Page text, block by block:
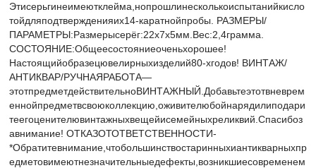
Этисерьгинеимеютклейма,нопрошлинесколькоиспытанийкисло
тойдляподтвержденияих14-каратнойпробы. РАЗМЕРЫ/
ПАРАМЕТРЫ:Размерысерёг:22x7x5мм.Вес:2,4грамма.
СОСТОЯНИЕ:Общеесостояниеоченьхорошее!
Настоящийобразецювелирныхизделий80-хгодов! ВИНТАЖ/
АНТИКВАР/РУЧНАЯРАБОТА—
этотпредметдействительноВИНТАЖНЫЙ.Добавьтеэтотвневрем
еннойпредметвсвоюколлекцию,оживителюбойнарядилиподари
теегоценителювинтажныхвещейисемейныхреликвий.Спасибоз
авнимание! ОТКАЗОТОТВЕТСТВЕННОСТИ-
*Обратитевнимание,чтобольшинствостаринныхиантикварныхпр
едметовимеютнезначительныедефекты,возникшиесовременем